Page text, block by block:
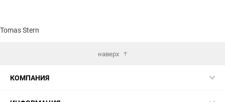
Tomas Stern
наверх
КОМПАНИЯ